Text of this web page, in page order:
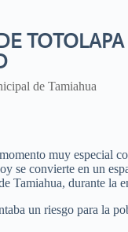
de Tamiahua
muy especial
se convierte en un
Tamiahua, durante la
un riesgo para la